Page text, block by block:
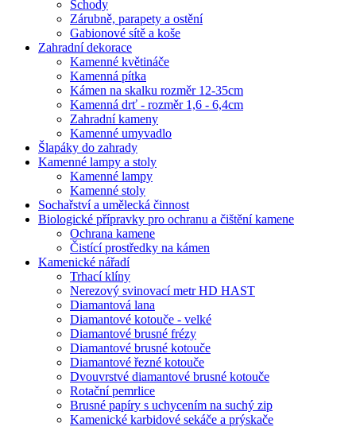
Schody
Zárubně, parapety a ostění
Gabionové sítě a koše
Zahradní dekorace
Kamenné květináče
Kamenná pítka
Kámen na skalku rozměr 12-35cm
Kamenná drť - rozměr 1,6 - 6,4cm
Zahradní kameny
Kamenné umyvadlo
Šlapáky do zahrady
Kamenné lampy a stoly
Kamenné lampy
Kamenné stoly
Sochařství a umělecká činnost
Biologické přípravky pro ochranu a čištění kamene
Ochrana kamene
Čistící prostředky na kámen
Kamenické nářadí
Trhací klíny
Nerezový svinovací metr HD HAST
Diamantová lana
Diamantové kotouče - velké
Diamantové brusné frézy
Diamantové brusné kotouče
Diamantové řezné kotouče
Dvouvrstvé diamantové brusné kotouče
Rotační pemrlice
Brusné papíry s uchycením na suchý zip
Kamenické karbidové sekáče a prýskače